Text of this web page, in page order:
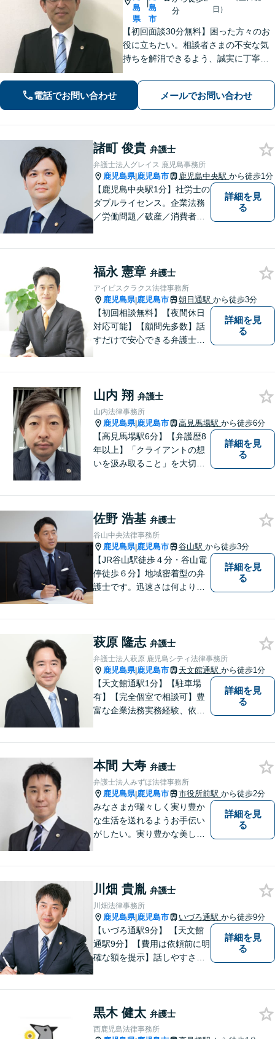
島
県
島
市
分
日）
【初回面談30分無料】困った方々のお
役に立ちたい。相談者さまの不安な気
持ちを解消できるよう、誠実に丁寧に
ております【市役所前2分】【休日・夜
間面談OKも可能】
電話でお問い合わせ メールでお問い合わせ
諸町 俊貴 弁護士
弁護士法人グレイス 鹿児島事務所
鹿児島県|鹿児島市 鹿児島中央駅 から徒歩1分
【鹿児島中央駅1分】社労士の
ダブルライセンス。企業法務
／労働問題／破産／消費者問
をしておりました。丁寧なヒ
アリングで、ご相談の全容を
明らかにし、納得のいく解決
を目指します。
詳細を見
る
福永 憲章 弁護士
アイビスクラクス法律事務所
鹿児島県|鹿児島市 朝日通駅 から徒歩3分
【初回相談無料】【夜間休日
対応可能】【顧問先多数】話
すだけで安心できる弁護士を
ルでありたいと思っていま
す。
詳細を見
る
山内 翔 弁護士
山内法律事務所
鹿児島県|鹿児島市 高見馬場駅 から徒歩6分
【高見馬場駅6分】【弁護歴8
年以上】「クライアントの想
いを汲み取ること」を大切に
いく解決になるよう、精一杯
尽力いたします。【対応分野
多数！】
詳細を見
る
佐野 浩基 弁護士
谷山中央法律事務所
鹿児島県|鹿児島市 谷山駅 から徒歩3分
【JR谷山駅徒歩４分・谷山電
停徒歩６分】地域密着型の弁
護士です。迅速さは何よりの
詳細を見
る
萩原 隆志 弁護士
弁護士法人萩原 鹿児島シティ法律事務所
鹿児島県|鹿児島市 天文館通駅 から徒歩1分
【天文館通駅1分】【駐車場
有】【完全個室で相談可】豊
富な企業法務実務経験、依頼
を傾け、依頼者の悩みに寄り
添って助言や提案を提供して
参ります。 お気軽にご相談く
ださい。
詳細を見
る
本間 大寿 弁護士
弁護士法人みずほ法律事務所
鹿児島県|鹿児島市 市役所前駅 から徒歩2分
みなさまが瑞々しく実り豊か
な生活を送れるようお手伝い
がしたい。実り豊かな美しい
なさまと一緒に成長させてい
ただきたい。それが私たち，
みずほ法律事務所の思いで
す。
詳細を見
る
川畑 貴胤 弁護士
川畑法律事務所
鹿児島県|鹿児島市 いづろ通駅 から徒歩9分
【いづろ通駅9分】 【天文館
通駅9分】【費用は依頼前に明
確な額を提示】話しやすさを
で、お悩みの解決に向けて丁
寧にアドバイスしていきま
詳細を見
る
黒木 健太 弁護士
西鹿児島法律事務所